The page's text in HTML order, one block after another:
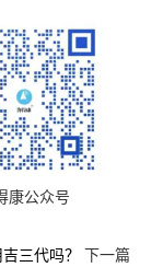
康公众号
三代吗？ 下一篇